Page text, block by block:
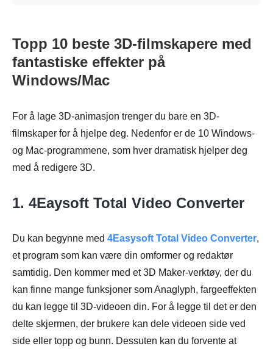
Topp 10 beste 3D-filmskapere med
fantastiske effekter på
Windows/Mac
For å lage 3D-animasjon trenger du bare en 3D-
filmskaper for å hjelpe deg. Nedenfor er de 10 Windows-
og Mac-programmene, som hver dramatisk hjelper deg
med å redigere 3D.
1. 4Eaysoft Total Video Converter
Du kan begynne med 4Easysoft Total Video Converter,
et program som kan være din omformer og redaktør
samtidig. Den kommer med et 3D Maker-verktøy, der du
kan finne mange funksjoner som Anaglyph, fargeeffekten
du kan legge til 3D-videoen din. For å legge til det er den
delte skjermen, der brukere kan dele videoen side ved
side eller topp og bunn. Dessuten kan du forvente at